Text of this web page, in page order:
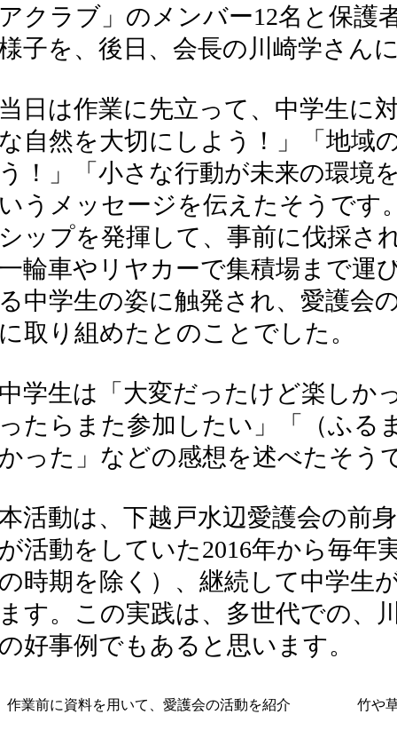
クラブ」のメンバー12名と保護
子を、後日、会長の川崎学さん
日は作業に先立って、中学生に
自然を大切にしよう！」「地域
！」「小さな行動が未来の環境
うメッセージを伝えたそうです
ップを発揮して、事前に伐採さ
輪車やリヤカーで集積場まで運
中学生の姿に触発され、愛護会
取り組めたとのことでした。
学生は「大変だったけど楽しか
たらまた参加したい」「（ふる
った」などの感想を述べたそう
活動は、下越戸水辺愛護会の前
活動をしていた2016年から毎年
時期を除く）、継続して中学生
す。この実践は、多世代での、
好事例でもあると思います。
作業前に資料を用いて、愛護会の活動を紹介 竹や